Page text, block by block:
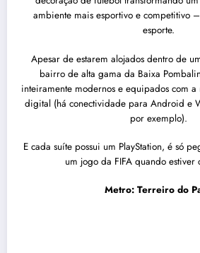
ambiente mais esportivo e competitivo
esporte.
Apesar de estarem alojados dentro de
bairro de alta gama da Baixa
inteiramente modernos e equipados com a
digital (há conectividade para Android e
por exemplo).
E cada suíte possui um PlayStation, é só
um jogo da FIFA quando estiver
Metro: Terreiro do